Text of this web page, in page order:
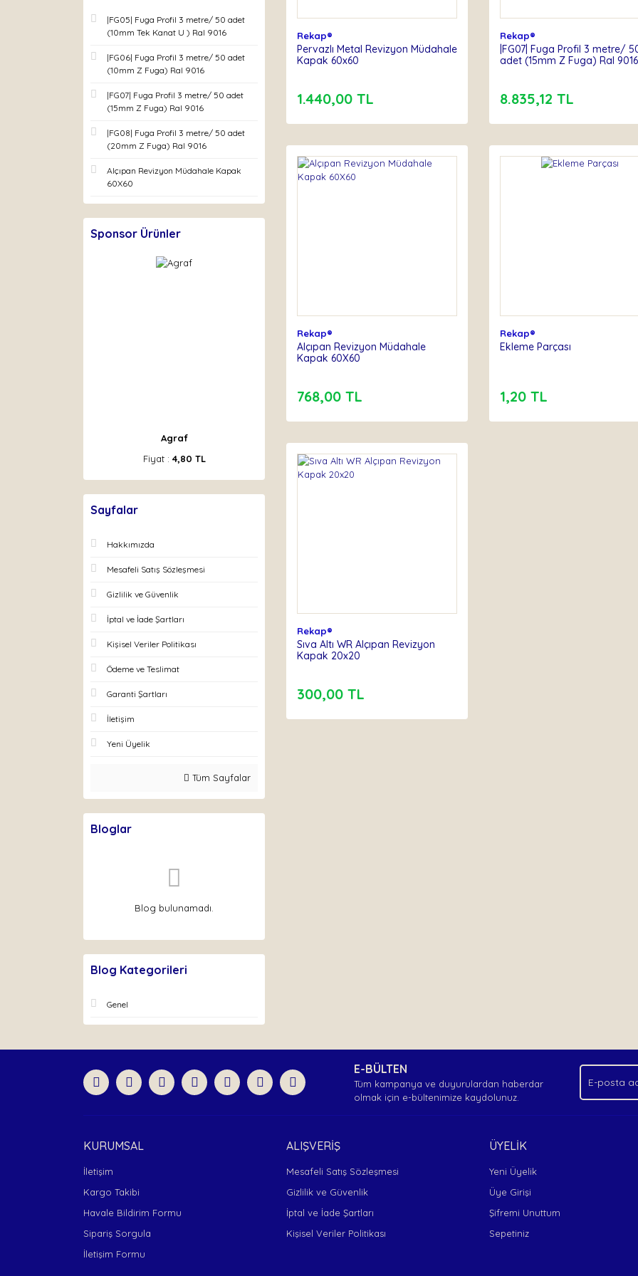
|FG05| Fuga Profil 3 metre/ 50 adet
(10mm Tek Kanat U ) Ral 9016
|FG06| Fuga Profil 3 metre/ 50 adet
(10mm Z Fuga) Ral 9016
|FG07| Fuga Profil 3 metre/ 50 adet
(15mm Z Fuga) Ral 9016
|FG08| Fuga Profil 3 metre/ 50 adet
(20mm Z Fuga) Ral 9016
Alçıpan Revizyon Müdahale Kapak
60X60
Sponsor Ürünler
Agraf
Fiyat : 4,80 TL
Sayfalar
Hakkımızda
Mesafeli Satış Sözleşmesi
Gizlilik ve Güvenlik
İptal ve İade Şartları
Kişisel Veriler Politikası
Ödeme ve Teslimat
Garanti Şartları
İletişim
Yeni Üyelik
Tüm Sayfalar
Bloglar
Blog bulunamadı.
Blog Kategorileri
Genel
Rekap®
Pervazlı Metal Revizyon Müdahale
Kapak 60x60
1.440,00 TL
Rekap®
|FG07| Fuga Profil 3 metre/
adet (15mm Z Fuga) Ral 9016
8.835,12 TL
Rekap®
Alçıpan Revizyon Müdahale
Kapak 60X60
768,00 TL
Rekap®
Ekleme Parçası
1,20 TL
Rekap®
Sıva Altı WR Alçıpan Revizyon
Kapak 20x20
300,00 TL
E-BÜLTEN
Tüm kampanya ve duyurulardan haberdar
olmak için e-bültenimize kaydolunuz.
KURUMSAL
İletişim
Kargo Takibi
Havale Bildirim Formu
Sipariş Sorgula
İletişim Formu
ALIŞVERİŞ
Mesafeli Satış Sözleşmesi
Gizlilik ve Güvenlik
İptal ve İade Şartları
Kişisel Veriler Politikası
ÜYELİK
Yeni Üyelik
Üye Girişi
Şifremi Unuttum
Sepetiniz